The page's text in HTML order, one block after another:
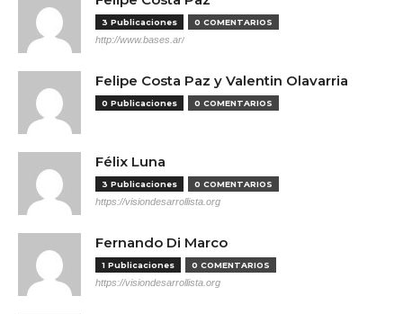
3 Publicaciones 0 COMENTARIOS
http://www.bases.ar/
Felipe Costa Paz y Valentin Olavarria
0 Publicaciones 0 COMENTARIOS
Félix Luna
3 Publicaciones 0 COMENTARIOS
https://visiondesarrollista.org
Fernando Di Marco
1 Publicaciones 0 COMENTARIOS
https://visiondesarrollista.org